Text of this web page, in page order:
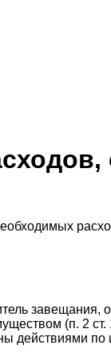
(п. 2
действиями